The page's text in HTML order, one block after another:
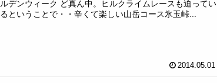
ルデンウィーク ど真ん中。ヒルクライムレースも迫ってい
るということで・・辛くて楽しい山岳コース氷玉峠...
2014.05.01